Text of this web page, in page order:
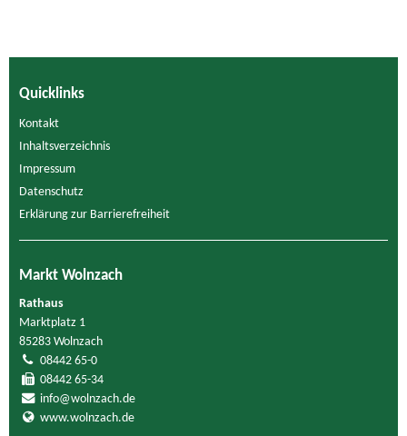
Quicklinks
Kontakt
Inhaltsverzeichnis
Impressum
Datenschutz
Erklärung zur Barrierefreiheit
Markt Wolnzach
Rathaus
Marktplatz 1
85283 Wolnzach
08442 65-0
08442 65-34
info@wolnzach.de
www.wolnzach.de